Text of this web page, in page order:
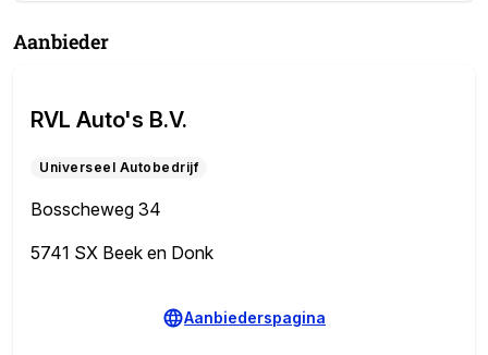
Aanbieder
RVL Auto's B.V.
Universeel Autobedrijf
Bosscheweg 34
5741 SX Beek en Donk
Aanbiederspagina